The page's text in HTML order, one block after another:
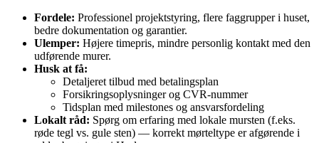
Fordele: Professionel projektstyring, flere faggrupper i huset,
bedre dokumentation og garantier.
Ulemper: Højere timepris, mindre personlig kontakt med den
udførende murer.
Husk at få:
Detaljeret tilbud med betalingsplan
Forsikringsoplysninger og CVR-nummer
Tidsplan med milestones og ansvarsfordeling
Lokalt råd: Spørg om erfaring med lokale mursten (f.eks.
røde tegl vs. gule sten) — korrekt mørteltype er afgørende i